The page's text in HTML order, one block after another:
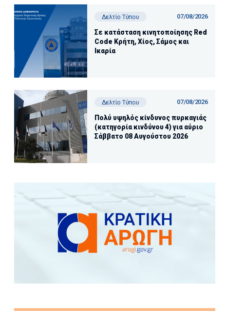
Δελτίο Τύπου 07/08/2026
Σε κατάσταση κινητοποίησης Red
Code Κρήτη, Χίος, Σάμος και
Ικαρία
Δελτίο Τύπου 07/08/2026
Πολύ υψηλός κίνδυνος πυρκαγιάς
(κατηγορία κινδύνου 4) για αύριο
Σάββατο 08 Αυγούστου 2026